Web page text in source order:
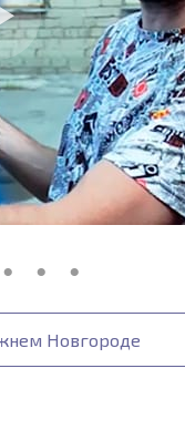
Новгороде